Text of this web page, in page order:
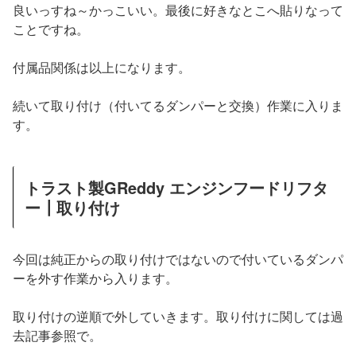
良いっすね～かっこいい。最後に好きなとこへ貼りなって
ことですね。
付属品関係は以上になります。
続いて取り付け（付いてるダンパーと交換）作業に入りま
す。
トラスト製GReddy エンジンフードリフタ
ー┃取り付け
今回は純正からの取り付けではないので付いているダンパ
ーを外す作業から入ります。
取り付けの逆順で外していきます。取り付けに関しては過
去記事参照で。